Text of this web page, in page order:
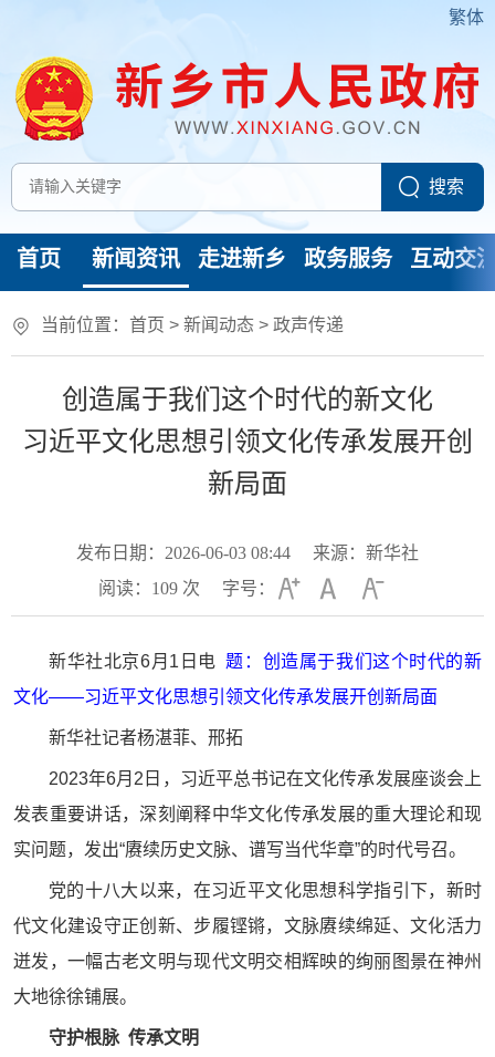
繁体
首页 新闻资讯 走进新乡 政务服务 互动交
当前位置： 首页 > 新闻动态 > 政声传递
创造属于我们这个时代的新文化
习近平文化思想引领文化传承发展开创
新局面
发布日期：2026-06-03 08:44
来源：新华社
阅读： 109次 字号：
新华社北京6月1日电 题：创造属于我们这个时代的新
文化——习近平文化思想引领文化传承发展开创新局面
新华社记者杨湛菲、邢拓
2023年6月2日，习近平总书记在文化传承发展座谈会上
发表重要讲话，深刻阐释中华文化传承发展的重大理论和现
实问题，发出“赓续历史文脉、谱写当代华章”的时代号召。
党的十八大以来，在习近平文化思想科学指引下，新时
代文化建设守正创新、步履铿锵，文脉赓续绵延、文化活力
迸发，一幅古老文明与现代文明交相辉映的绚丽图景在神州
大地徐徐铺展。
守护根脉 传承文明